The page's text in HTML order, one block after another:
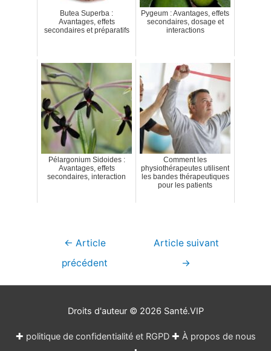
Butea Superba :
Avantages, effets
secondaires et préparatifs
Pygeum : Avantages, effets
secondaires, dosage et
interactions
Pélargonium Sidoides :
Avantages, effets
secondaires, interaction
Comment les
physiothérapeutes utilisent
les bandes thérapeutiques
pour les patients
Navigation
← Article
précédent
Article suivant
→
Droits d'auteur © 2026 Santé.VIP
✚ politique de confidentialité et RGPD✚ À propos de nous